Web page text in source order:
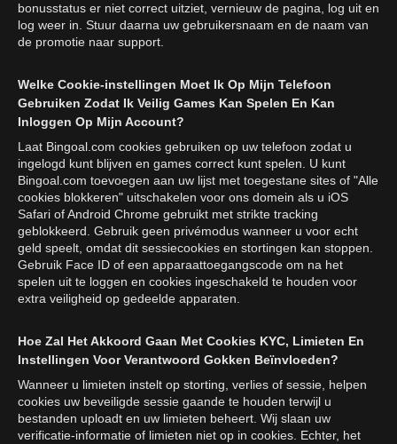
bonusstatus er niet correct uitziet, vernieuw de pagina, log uit en
log weer in. Stuur daarna uw gebruikersnaam en de naam van
de promotie naar support.
Welke Cookie-instellingen Moet Ik Op Mijn Telefoon
Gebruiken Zodat Ik Veilig Games Kan Spelen En Kan
Inloggen Op Mijn Account?
Laat Bingoal.com cookies gebruiken op uw telefoon zodat u
ingelogd kunt blijven en games correct kunt spelen. U kunt
Bingoal.com toevoegen aan uw lijst met toegestane sites of "Alle
cookies blokkeren" uitschakelen voor ons domein als u iOS
Safari of Android Chrome gebruikt met strikte tracking
geblokkeerd. Gebruik geen privémodus wanneer u voor echt
geld speelt, omdat dit sessiecookies en stortingen kan stoppen.
Gebruik Face ID of een apparaattoegangscode om na het
spelen uit te loggen en cookies ingeschakeld te houden voor
extra veiligheid op gedeelde apparaten.
Hoe Zal Het Akkoord Gaan Met Cookies KYC, Limieten En
Instellingen Voor Verantwoord Gokken Beïnvloeden?
Wanneer u limieten instelt op storting, verlies of sessie, helpen
cookies uw beveiligde sessie gaande te houden terwijl u
bestanden uploadt en uw limieten beheert. Wij slaan uw
verificatie-informatie of limieten niet op in cookies. Echter, het